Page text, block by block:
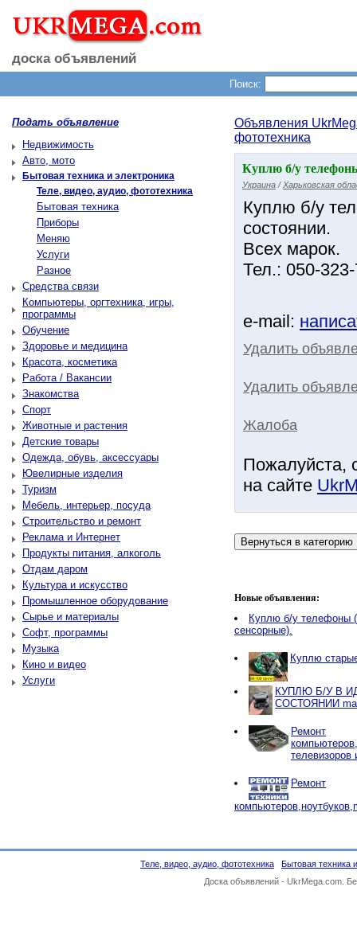
доска объявлений
Поиск:
Подать объявление
Недвижимость
Авто, мото
Бытовая техника и электроника
Теле, видео, аудио, фототехника
Бытовая техника
Приборы
Меняю
Услуги
Разное
Средства связи
Компьютеры, оргтехника, игры,
программы
Обучение
Здоровье и медицина
Красота, косметика
Работа / Вакансии
Знакомства
Спорт
Животные и растения
Детские товары
Одежда, обувь, аксессуары
Ювелирные изделия
Туризм
Мебель, интерьер, посуда
Строительство и ремонт
Реклама и Интернет
Продукты питания, алкоголь
Отдам даром
Культура и искусство
Промышленное оборудование
Сырье и материалы
Софт, программы
Музыка
Кино и видео
Услуги
Объявления
фототехника
Куплю б/у
Украина / Харьковская
Куплю б/у
состоянии.
Всех марок.
Тел.: 050-
e-mail:
Удалить
Удалить
Жалоба
Пожалуйста,
на сайте
Новые объявления:
Куплю б/у телефоны
сенсорные).
Куплю
КУПЛЮ Б/У В
СОСТОЯНИИ
Ремонт
телевизоров
Ремонт
Теле, видео, аудио, фототехника
Бытовая техника
Доска объявлений - UkrMega.com.